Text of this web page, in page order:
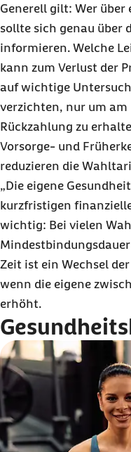
Generell gilt: Wer
sollte sich genau über
informieren. Welche
kann zum Verlust der
auf wichtige
verzichten, nur um am
Rückzahlung zu
Vorsorge- und
reduzieren die
„Die eigene
kurzfristigen
wichtig: Bei vielen
Zeit ist ein Wechsel
wenn die eigene
erhöht.